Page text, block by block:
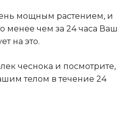
мощным растением, и
менее чем за 24 часа Ваш
на это.
чеснока и посмотрите,
телом в течение 24